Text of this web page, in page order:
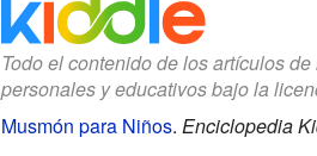
Todo el contenido de los artículos de
personales y educativos bajo la
Musmón para Niños. Enciclopedia